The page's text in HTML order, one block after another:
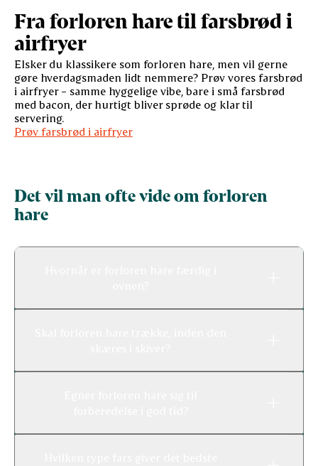
Fra forloren hare til farsbrød i
airfryer
Elsker du klassikere som forloren hare, men vil gerne
gøre hverdagsmaden lidt nemmere? Prøv vores farsbrød
i airfryer – samme hyggelige vibe, bare i små farsbrød
med bacon, der hurtigt bliver sprøde og klar til
servering.
Prøv farsbrød i airfryer
Det vil man ofte vide om forloren
hare